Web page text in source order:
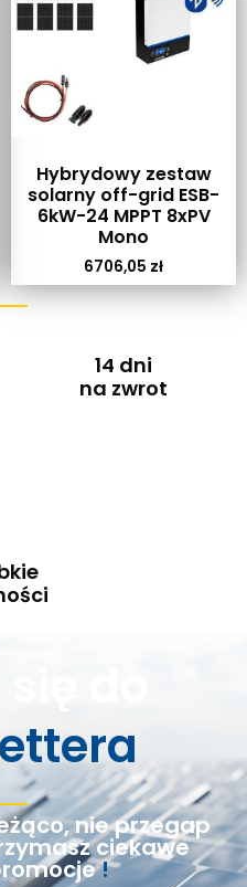
Hybrydowy zestaw
solarny off-grid ESB-
6kW-24 MPPT 8xPV
Mono
6706,05 zł
14 dni
na zwrot
do
nie przegap
ciekawe
!